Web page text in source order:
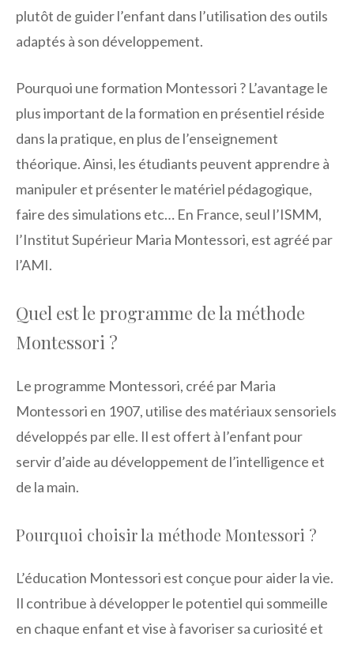
plutôt de guider l’enfant dans l’utilisation des outils
adaptés à son développement.
Pourquoi une formation Montessori ? L’avantage le
plus important de la formation en présentiel réside
dans la pratique, en plus de l’enseignement
théorique. Ainsi, les étudiants peuvent apprendre à
manipuler et présenter le matériel pédagogique,
faire des simulations etc… En France, seul l’ISMM,
l’Institut Supérieur Maria Montessori, est agréé par
l’AMI.
Quel est le programme de la méthode
Montessori ?
Le programme Montessori, créé par Maria
Montessori en 1907, utilise des matériaux sensoriels
développés par elle. Il est offert à l’enfant pour
servir d’aide au développement de l’intelligence et
de la main.
Pourquoi choisir la méthode Montessori ?
L’éducation Montessori est conçue pour aider la vie.
Il contribue à développer le potentiel qui sommeille
en chaque enfant et vise à favoriser sa curiosité et